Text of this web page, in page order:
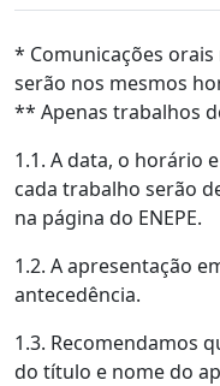
* Comunicações
serão nos mesmos
** Apenas trabalhos
1.1. A data, o horário
cada trabalho serão
na página do ENEPE.
1.2. A apresentação
antecedência.
1.3. Recomendamos
do título e nome do